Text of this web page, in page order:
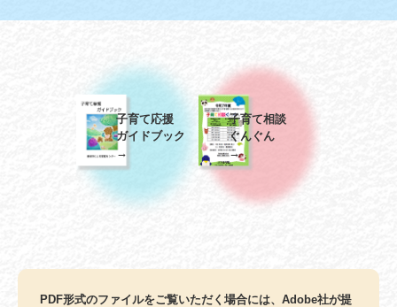
子育て応援
ガイドブック
子育て相談
ぐんぐん
PDF形式のファイルをご覧いただく場合には、Adobe社が提